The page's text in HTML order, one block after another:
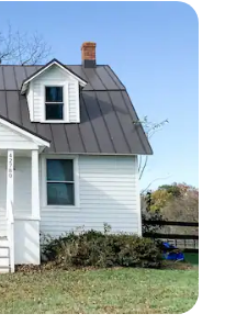
appréciés